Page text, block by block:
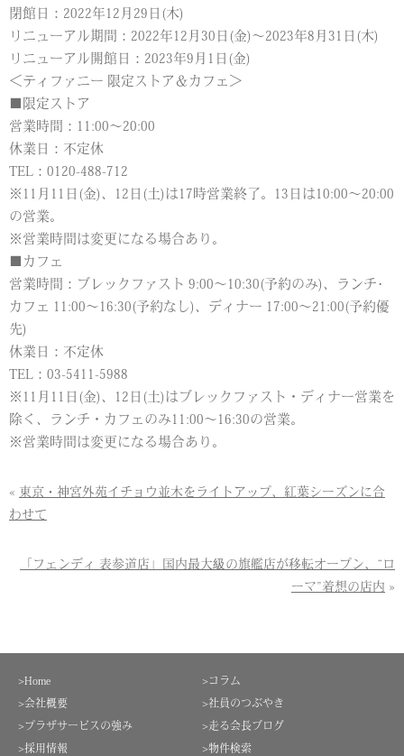
閉館日：2022年12月29日(木)
リニューアル期間：2022年12月30日(金)～2023年8月31日(木)
リニューアル開館日：2023年9月1日(金)
＜ティファニー 限定ストア＆カフェ＞
■限定ストア
営業時間：11:00～20:00
休業日：不定休
TEL：0120-488-712
※11月11日(金)、12日(土)は17時営業終了。13日は10:00～20:00
の営業。
※営業時間は変更になる場合あり。
■カフェ
営業時間：ブレックファスト 9:00～10:30(予約のみ)、ランチ･
カフェ 11:00～16:30(予約なし)、ディナー 17:00～21:00(予約優
先)
休業日：不定休
TEL：03-5411-5988
※11月11日(金)、12日(土)はブレックファスト・ディナー営業を
除く、ランチ・カフェのみ11:00～16:30の営業。
※営業時間は変更になる場合あり。
« 東京・神宮外苑イチョウ並木をライトアップ、紅葉シーズンに合
わせて
「フェンディ 表参道店」国内最大級の旗艦店が移転オープン、“ロ
ーマ”着想の店内 »
>コラム
>社員のつぶやき
>走る会長ブログ
>物件検索
>Home
>会社概要
>プラザサービスの強み
>採用情報